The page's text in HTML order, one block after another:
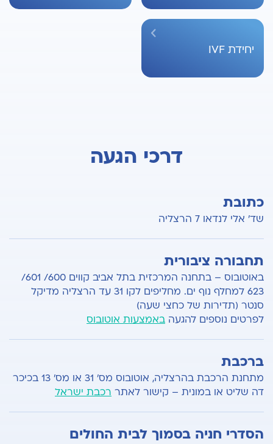
יחידת IVF
דרכי הגעה
כתובת
שד' אלי לנדאו 7 הרצליה
תחבורה ציבורית
באוטובוס – בתחנה המרכזית בתל אביב קווים 600/ 601/
623 למחלף נוף ים. מחליפים לקו 31 עד הרצליה מדיקל
סנטר (תדירות של כחצי שעה)
לפרטים נוספים להגעה באמצעות אוטובוס
ברכבת
מתחנת הרכבת בהרצליה, אוטובוס מס' 31 או מס' 13 בכיכר
דה שליט או במונית – קישור לאתר רכבת ישראל
הסדרי חניה בסמוך לבית החולים